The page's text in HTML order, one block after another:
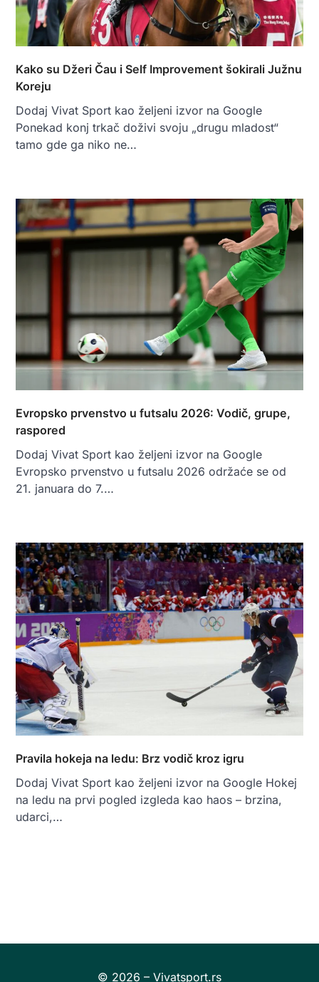
Kako su Džeri Čau i Self Improvement šokirali Južnu
Koreju
Dodaj Vivat Sport kao željeni izvor na Google
Ponekad konj trkač doživi svoju „drugu mladost“
tamo gde ga niko ne…
Evropsko prvenstvo u futsalu 2026: Vodič, grupe,
raspored
Dodaj Vivat Sport kao željeni izvor na Google
Evropsko prvenstvo u futsalu 2026 održaće se od
21. januara do 7.…
Pravila hokeja na ledu: Brz vodič kroz igru
Dodaj Vivat Sport kao željeni izvor na Google Hokej
na ledu na prvi pogled izgleda kao haos – brzina,
udarci,…